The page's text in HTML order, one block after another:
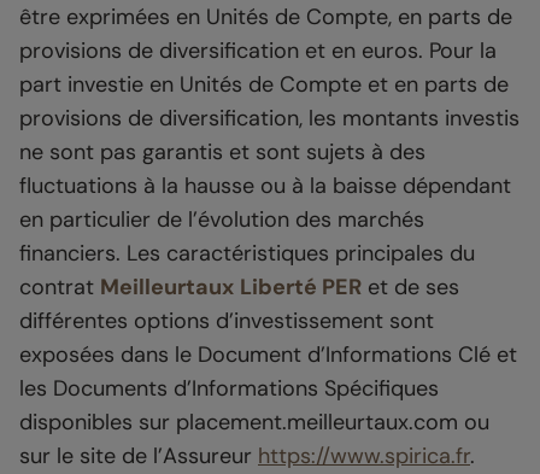
être exprimées en Unités de Compte, en parts de
provisions de diversification et en euros. Pour la
part investie en Unités de Compte et en parts de
provisions de diversification, les montants investis
ne sont pas garantis et sont sujets à des
fluctuations à la hausse ou à la baisse dépendant
en particulier de l’évolution des marchés
financiers. Les caractéristiques principales du
contrat Meilleurtaux Liberté PER et de ses
différentes options d’investissement sont
exposées dans le Document d’Informations Clé et
les Documents d’Informations Spécifiques
disponibles sur placement.meilleurtaux.com ou
sur le site de l’Assureur https://www.spirica.fr.